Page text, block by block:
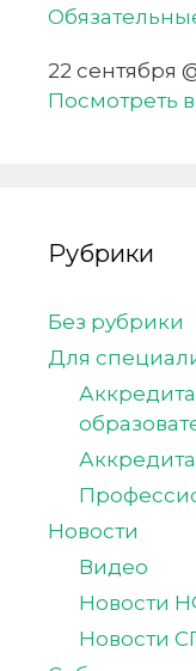
22 сентября
Посмотреть
Рубрики
Без рубрики
Для
Новости
Видео
Новости
Новости